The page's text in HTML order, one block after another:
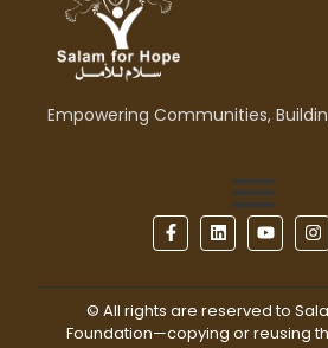
Empowering Communities,
© All rights are reserved to
Foundation—copying or reusing